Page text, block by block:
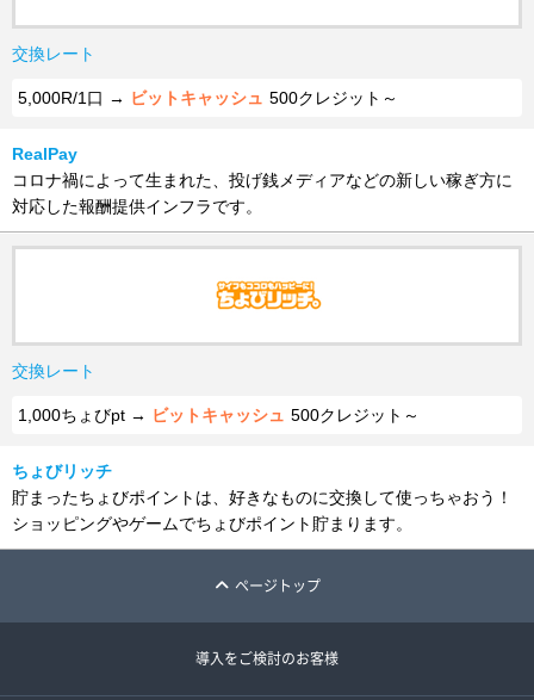
交換レート
5,000R/1口 → ビットキャッシュ 500クレジット～
RealPay
コロナ禍によって生まれた、投げ銭メディアなどの新しい稼ぎ方に
対応した報酬提供インフラです。
交換レート
1,000ちょびpt → ビットキャッシュ 500クレジット～
ちょびリッチ
貯まったちょびポイントは、好きなものに交換して使っちゃおう！
ショッピングやゲームでちょびポイント貯まります。
ページトップ
導入をご検討のお客様